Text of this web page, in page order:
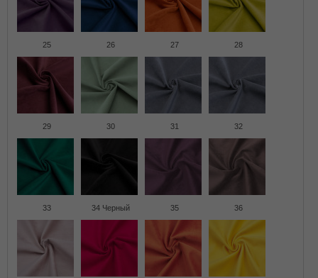
25 26 27 28
29 30 31 32
33 34 Черный 35 36